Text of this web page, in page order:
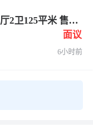
出售美的国宾府3室2厅2卫125平米 售价面议
面议
6小时前